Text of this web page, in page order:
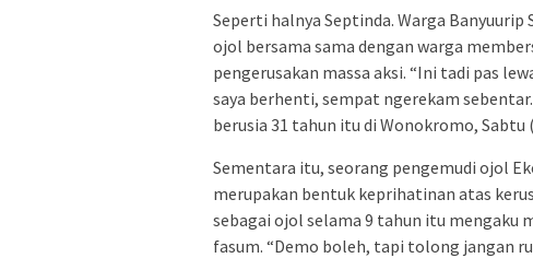
Seperti halnya Septinda. Warga
ojol bersama sama dengan warga
pengerusakan massa aksi. “Ini tadi pas
saya berhenti, sempat ngerekam
berusia 31 tahun itu di Wonokromo, Sabtu
Sementara itu, seorang pengemudi ojol
merupakan bentuk keprihatinan atas
sebagai ojol selama 9 tahun itu mengaku
fasum. “Demo boleh, tapi tolong jangan